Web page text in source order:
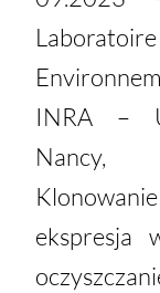
INRA –
Nancy,
ekspresja